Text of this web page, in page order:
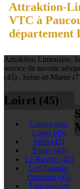
Attraktion-
VTC à
département
Attraktion Limousine,
service de navette
(45) , Seine-et-Marne
Loiret (45)
Courcy-aux-
Loges (45)
Isdes(45)
Trinay (45)
Le Bardon(45)
La Chapelle-
Onzerain(45)
Foucherolles